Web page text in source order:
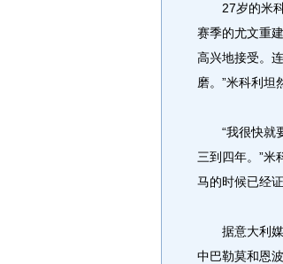
27岁的米科
赛季的尤文重
高兴地接受。
磨。”米科利坦
“我很快就要
三到四年。”米
马的时候已经
据意大利媒
中巴勒莫和恩